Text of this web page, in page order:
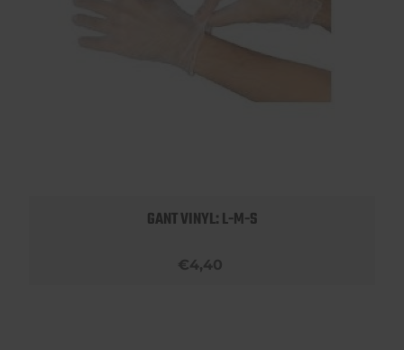
GANT VINYL: L-M-S
€4,40